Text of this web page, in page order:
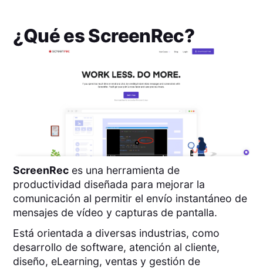
¿Qué esScreenRec?
ScreenRec es una herramienta de
productividad diseñada para mejorar la
comunicación al permitir el envío instantáneo de
mensajes de vídeo y capturas de pantalla.
Está orientada a diversas industrias, como
desarrollo de software, atención al cliente,
diseño, eLearning, ventas y gestión de